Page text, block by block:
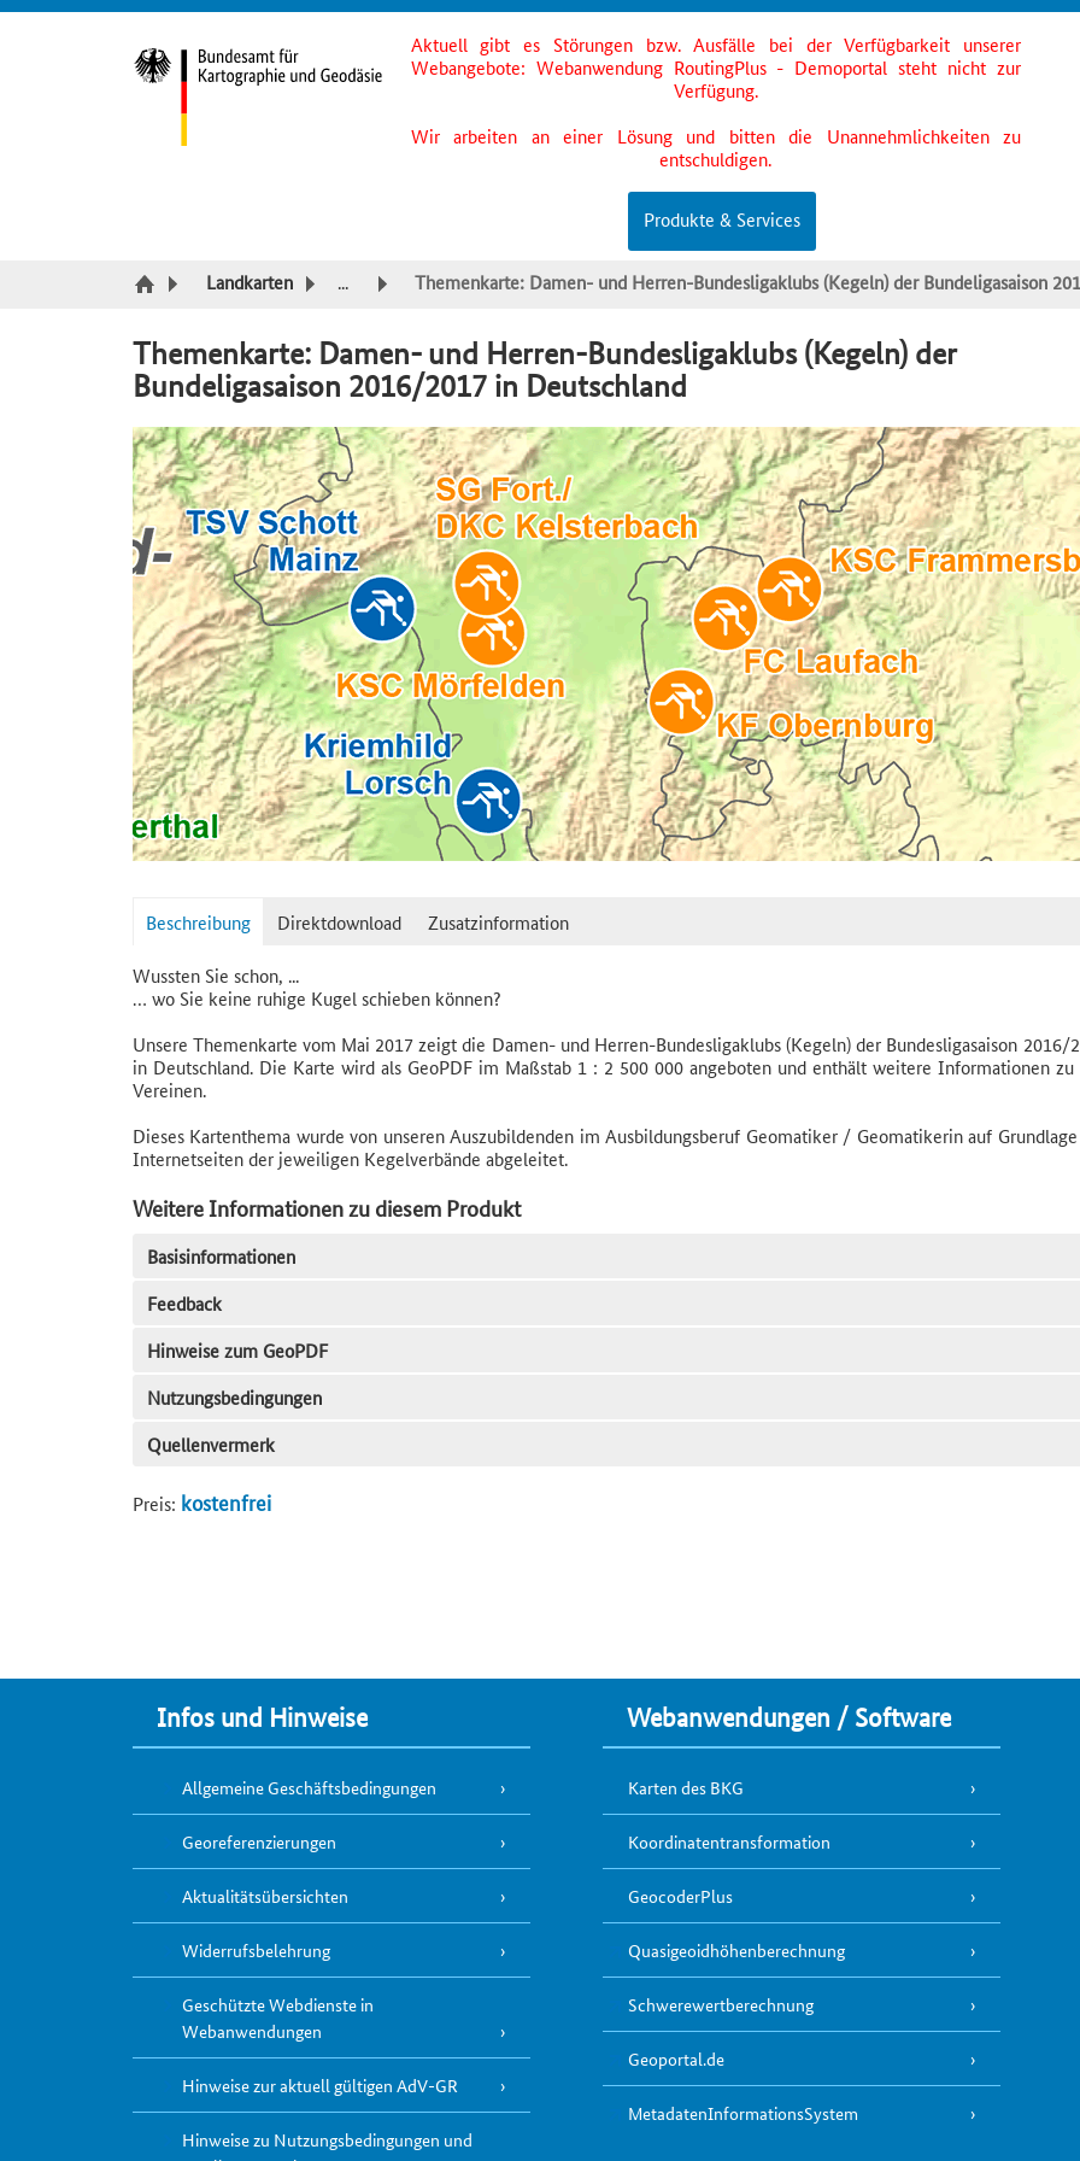
Kategorie Navigation
Aktuell gibt es Störungen bzw. Ausfälle bei der Verfügbarkeit unserer
Webangebote: Webanwendung RoutingPlus - Demoportal steht nicht zur
Verfügung.
Wir arbeiten an einer Lösung und bitten die Unannehmlichkeiten zu
entschuldigen.
Produkte & Services
Landkarten ... Themenkarte: Damen- und Herren-Bundesligaklubs (Kegeln) der Bundeligasaison
Themenkarte: Damen- und Herren-Bundesligaklubs (Kegeln) der
Bundeligasaison 2016/2017 in Deutschland
Beschreibung Direktdownload Zusatzinformation
Wussten Sie schon, ...
… wo Sie keine ruhige Kugel schieben können?
Unsere Themenkarte vom Mai 2017 zeigt die Damen- und Herren-Bundesligaklubs (Kegeln) der Bundesligasaison 2016/
in Deutschland. Die Karte wird als GeoPDF im Maßstab 1 : 2 500 000 angeboten und enthält weitere Informationen zu
Vereinen.
Dieses Kartenthema wurde von unseren Auszubildenden im Ausbildungsberuf Geomatiker / Geomatikerin auf
Internetseiten der jeweiligen Kegelverbände abgeleitet.
Weitere Informationen zu diesem Produkt
Basisinformationen
Feedback
Hinweise zum GeoPDF
Nutzungsbedingungen
Quellenvermerk
Preis: kostenfrei
Infos und Hinweise
Allgemeine Geschäftsbedingungen
Georeferenzierungen
Aktualitätsübersichten
Widerrufsbelehrung
Geschützte Webdienste in
Webanwendungen
Hinweise zur aktuell gültigen AdV-GR
Hinweise zu Nutzungsbedingungen und
Webanwendungen / Software
Karten des BKG
Koordinatentransformation
GeocoderPlus
Quasigeoidhöhenberechnung
Schwerewertberechnung
Geoportal.de
MetadatenInformationsSystem